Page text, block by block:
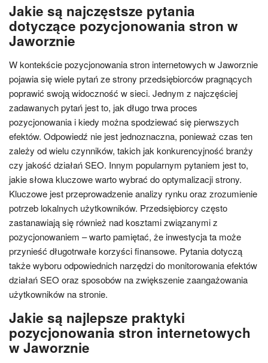
Jakie są najczęstsze pytania
dotyczące pozycjonowania stron w
Jaworznie
W kontekście pozycjonowania stron internetowych w Jaworznie
pojawia się wiele pytań ze strony przedsiębiorców pragnących
poprawić swoją widoczność w sieci. Jednym z najczęściej
zadawanych pytań jest to, jak długo trwa proces
pozycjonowania i kiedy można spodziewać się pierwszych
efektów. Odpowiedź nie jest jednoznaczna, ponieważ czas ten
zależy od wielu czynników, takich jak konkurencyjność branży
czy jakość działań SEO. Innym popularnym pytaniem jest to,
jakie słowa kluczowe warto wybrać do optymalizacji strony.
Kluczowe jest przeprowadzenie analizy rynku oraz zrozumienie
potrzeb lokalnych użytkowników. Przedsiębiorcy często
zastanawiają się również nad kosztami związanymi z
pozycjonowaniem – warto pamiętać, że inwestycja ta może
przynieść długotrwałe korzyści finansowe. Pytania dotyczą
także wyboru odpowiednich narzędzi do monitorowania efektów
działań SEO oraz sposobów na zwiększenie zaangażowania
użytkowników na stronie.
Jakie są najlepsze praktyki
pozycjonowania stron internetowych
w Jaworznie